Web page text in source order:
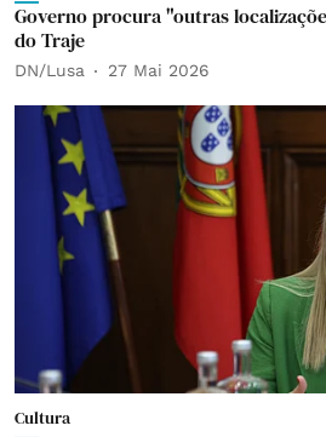
Governo procura "outras
do Traje
DN/Lusa 27 Mai 2026
Cultura